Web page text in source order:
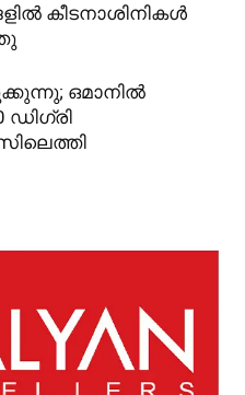
കീടനാശിനികൾ
ഒമാനിൽ
ഡിഗ്രി